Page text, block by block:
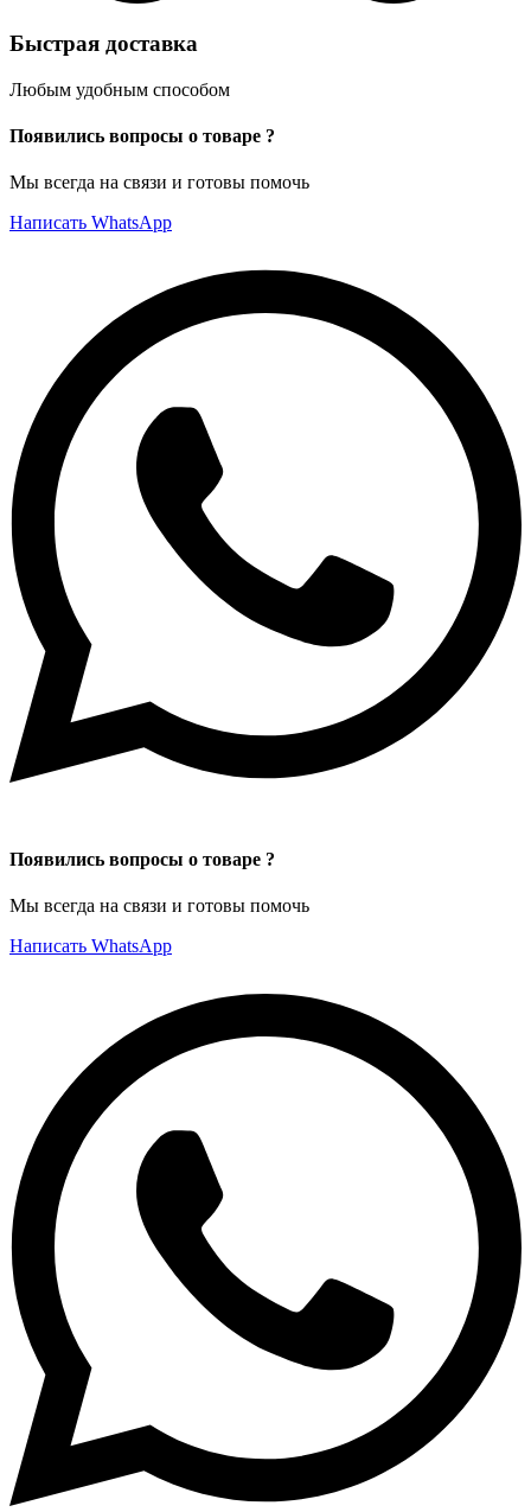
Быстрая доставка
Любым удобным способом
Появились вопросы о товаре ?
Мы всегда на связи и готовы помочь
Написать WhatsApp
Появились вопросы о товаре ?
Мы всегда на связи и готовы помочь
Написать WhatsApp